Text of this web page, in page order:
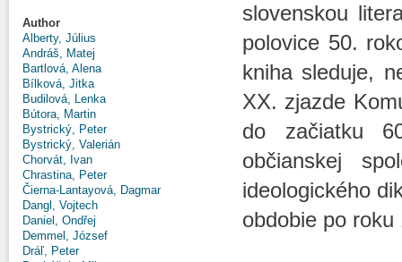
Author
Alberty, Július
Andráš, Matej
Bartlová, Alena
Bílková, Jitka
Budilová, Lenka
Bútora, Martin
Bystrický, Peter
Bystrický, Valerián
Chorvát, Ivan
Chrastina, Peter
Čierna-Lantayová, Dagmar
Dangl, Vojtech
Daniel, Ondřej
Demmel, József
Dráľ, Peter
slovenskou
polovice 50.
kniha sleduje,
XX. zjazde
do začiatku
občianskej
ideologického
obdobie po